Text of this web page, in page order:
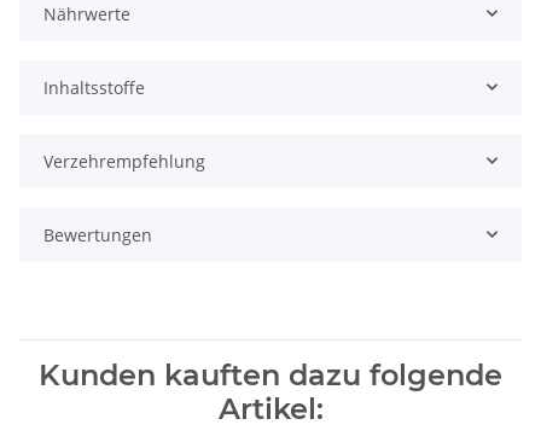
Nährwerte
Inhaltsstoffe
Verzehrempfehlung
Bewertungen
Kunden kauften dazu folgende
Artikel: